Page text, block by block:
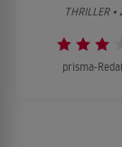
THRILLER •
prisma-